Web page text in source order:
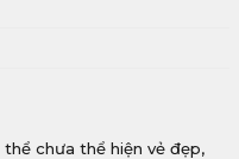
chưa thể hiện vẻ đẹp,